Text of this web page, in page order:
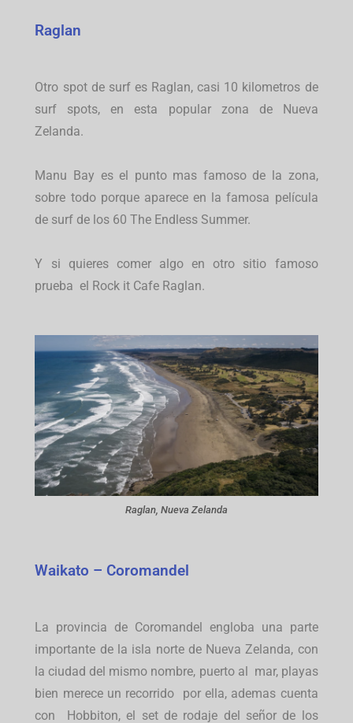
Raglan
Otro spot de surf es Raglan, casi 10 kilometros de
surf spots, en esta popular zona de Nueva
Zelanda.
Manu Bay es el punto mas famoso de la zona,
sobre todo porque aparece en la famosa película
de surf de los 60 The Endless Summer.
Y si quieres comer algo en otro sitio famoso
prueba el Rock it Cafe Raglan.
Raglan, Nueva Zelanda
Waikato – Coromandel
La provincia de Coromandel engloba una parte
importante de la isla norte de Nueva Zelanda, con
la ciudad del mismo nombre, puerto al mar, playas
bien merece un recorrido por ella, ademas cuenta
con Hobbiton, el set de rodaje del señor de los